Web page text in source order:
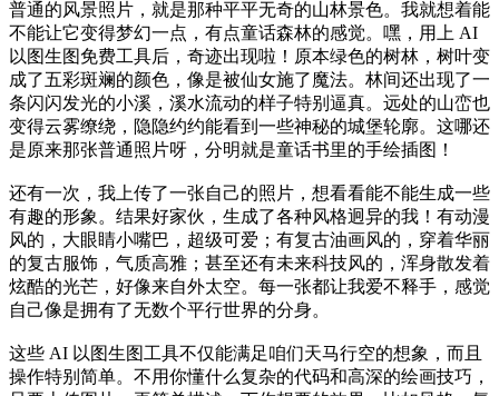
普通的风景照片，就是那种平平无奇的山林景色。我就想着能
不能让它变得梦幻一点，有点童话森林的感觉。嘿，用上 AI
以图生图免费工具后，奇迹出现啦！原本绿色的树林，树叶变
成了五彩斑斓的颜色，像是被仙女施了魔法。林间还出现了一
条闪闪发光的小溪，溪水流动的样子特别逼真。远处的山峦也
变得云雾缭绕，隐隐约约能看到一些神秘的城堡轮廓。这哪还
是原来那张普通照片呀，分明就是童话书里的手绘插图！
还有一次，我上传了一张自己的照片，想看看能不能生成一些
有趣的形象。结果好家伙，生成了各种风格迥异的我！有动漫
风的，大眼睛小嘴巴，超级可爱；有复古油画风的，穿着华丽
的复古服饰，气质高雅；甚至还有未来科技风的，浑身散发着
炫酷的光芒，好像来自外太空。每一张都让我爱不释手，感觉
自己像是拥有了无数个平行世界的分身。
这些 AI 以图生图工具不仅能满足咱们天马行空的想象，而且
操作特别简单。不用你懂什么复杂的代码和高深的绘画技巧，